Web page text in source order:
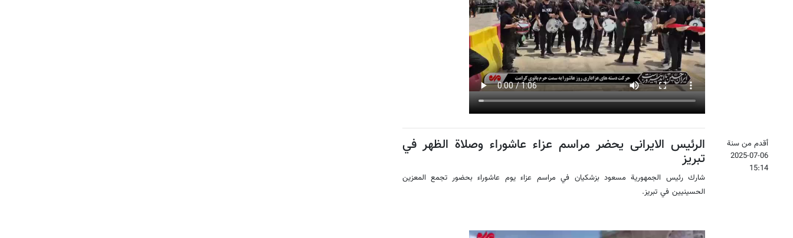
أقدم من سنة
2025-07-06
15:14
الرئيس الایرانی يحضر مراسم عزاء عاشوراء وصلاة الظهر في
تبريز
شارك رئيس الجمهورية مسعود بزشكيان في مراسم عزاء يوم عاشوراء بحضور تجمع المعزين
الحسينيين في تبريز.